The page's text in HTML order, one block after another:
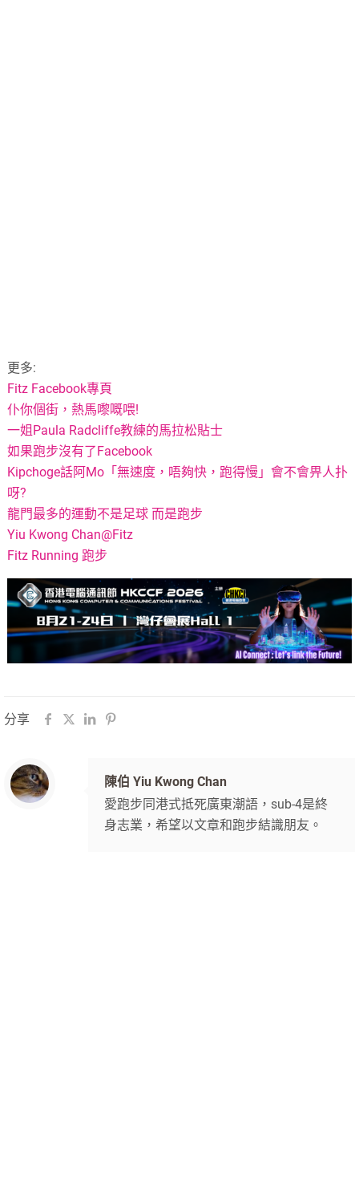
更多:
Fitz Facebook專頁
仆你個街，熱馬嚟嘅喂!
一姐Paula Radcliffe教練的馬拉松貼士
如果跑步沒有了Facebook
Kipchoge話阿Mo「無速度，唔夠快，跑得慢」會不會畀人扑
呀?
龍門最多的運動不是足球 而是跑步
Yiu Kwong Chan@Fitz
Fitz Running 跑步
分享
陳伯 Yiu Kwong Chan
愛跑步同港式抵死廣東潮語，sub-4是終
身志業，希望以文章和跑步結識朋友。